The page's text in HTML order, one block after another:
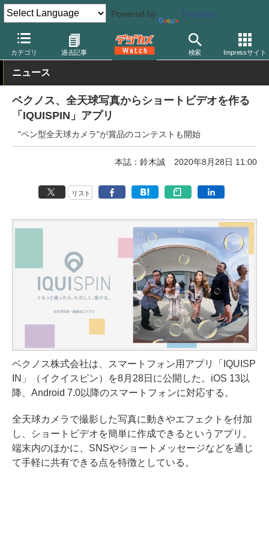
Powered by Translate
カテゴリ 過去記事 検索 Impressサイト
デジカメ Watch PC/モバイル関連 アプリ/ソフトウェア その他
ニュース
ベクノス、全天球写真からショートビデオを作る
「IQUISPIN」アプリ
"ペン型全天球カメラ"が賞品のコンテストも開始
本誌：鈴木誠 2020年8月28日 11:00
リスト
ベクノス株式会社は、スマートフォン用アプリ「IQUISP
IN」（イクイスピン）を8月28日に公開した。iOS 13以
降、Android 7.0以降のスマートフォンに対応する。
全天球カメラで撮影した写真に動きやエフェクトを付加
し、ショートビデオを簡単に作成できるというアプリ。
端末内のほかに、SNSやショートメッセージなどを通じ
て手軽に共有できる点を特徴としている。